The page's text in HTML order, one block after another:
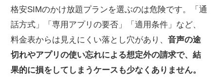
格安SIMのかけ放題プランを選ぶのは危険です。「通
話方式」「専用アプリの要否」「適用条件」など、
料金表からは見えにくい落とし穴があり、 音声の途
切れやアプリの使い忘れによる想定外の請求で、結
果的に損をしてしまうケースも少なくありません。